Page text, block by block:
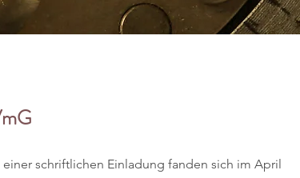
schriftlichen Einladung fanden sich im April